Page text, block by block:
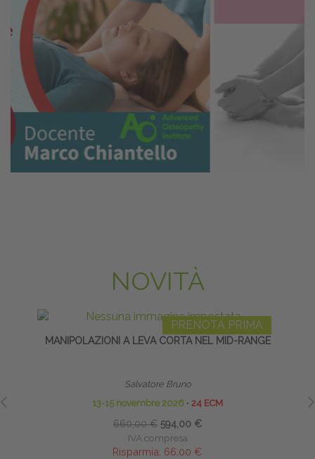
NOVITÀ
PRENOTA PRIMA
MANIPOLAZIONI A LEVA CORTA NEL MID-RANGE
Salvatore Bruno
13-15 novembre 2026 ∙ 24 ECM
660,00 € 594,00 €
IVA compresa
Risparmia: 66,00 €